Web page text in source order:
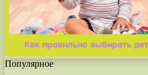
Популярное